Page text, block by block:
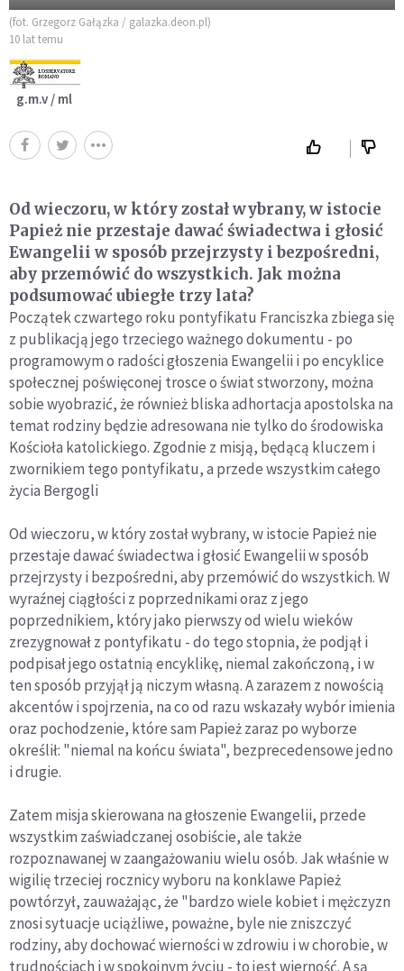
(fot. Grzegorz Gałązka / galazka.deon.pl)
10 lat temu
g.m.v / ml
Od wieczoru, w który został wybrany, w istocie
Papież nie przestaje dawać świadectwa i głosić
Ewangelii w sposób przejrzysty i bezpośredni,
aby przemówić do wszystkich. Jak można
podsumować ubiegłe trzy lata?
Początek czwartego roku pontyfikatu Franciszka zbiega się
z publikacją jego trzeciego ważnego dokumentu - po
programowym o radości głoszenia Ewangelii i po encyklice
społecznej poświęconej trosce o świat stworzony, można
sobie wyobrazić, że również bliska adhortacja apostolska na
temat rodziny będzie adresowana nie tylko do środowiska
Kościoła katolickiego. Zgodnie z misją, będącą kluczem i
zwornikiem tego pontyfikatu, a przede wszystkim całego
życia Bergogli
Od wieczoru, w który został wybrany, w istocie Papież nie
przestaje dawać świadectwa i głosić Ewangelii w sposób
przejrzysty i bezpośredni, aby przemówić do wszystkich. W
wyraźnej ciągłości z poprzednikami oraz z jego
poprzednikiem, który jako pierwszy od wielu wieków
zrezygnował z pontyfikatu - do tego stopnia, że podjął i
podpisał jego ostatnią encyklikę, niemal zakończoną, i w
ten sposób przyjął ją niczym własną. A zarazem z nowością
akcentów i spojrzenia, na co od razu wskazały wybór imienia
oraz pochodzenie, które sam Papież zaraz po wyborze
określił: "niemal na końcu świata", bezprecedensowe jedno
i drugie.
Zatem misja skierowana na głoszenie Ewangelii, przede
wszystkim zaświadczanej osobiście, ale także
rozpoznawanej w zaangażowaniu wielu osób. Jak właśnie w
wigilię trzeciej rocznicy wyboru na konklawe Papież
powtórzył, zauważając, że "bardzo wiele kobiet i mężczyzn
znosi sytuacje uciążliwe, poważne, byle nie zniszczyć
rodziny, aby dochować wierności w zdrowiu i w chorobie, w
trudnościach i w spokojnym życiu - to jest wierność. A są